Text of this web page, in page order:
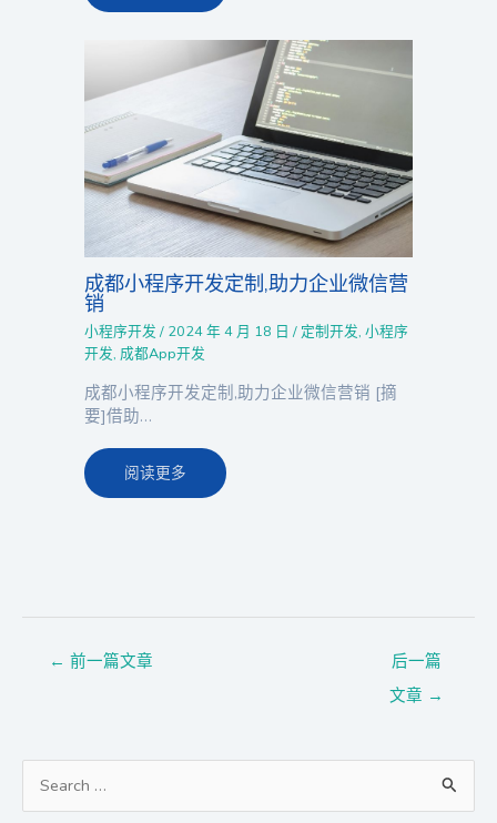
成都小程序开发定制,助力企业微信营
销
小程序开发 / 2024 年 4 月 18 日/ 定制开发,小程序
开发,成都App开发
成都小程序开发定制,助力企业微信营销 [摘
要]借助…
阅读更多
← 前一篇文章
后一篇
文章 →